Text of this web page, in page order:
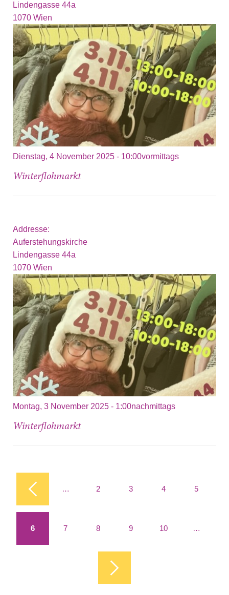
Lindengasse 44a
1070 Wien
Dienstag, 4 November 2025 - 10:00vormittags
Winterflohmarkt
Addresse:
Auferstehungskirche
Lindengasse 44a
1070 Wien
Montag, 3 November 2025 - 1:00nachmittags
Winterflohmarkt
Seiten … 2 3 4 5
6 7 8 9 10 …